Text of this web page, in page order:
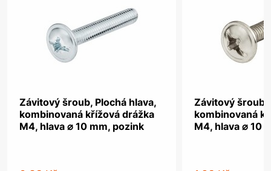
Závitový šroub, Plochá hlava,
kombinovaná křížová drážka
M4, hlava ⌀ 10 mm, pozink
Závitový šroub,
kombinovaná
M4, hlava ⌀ 10